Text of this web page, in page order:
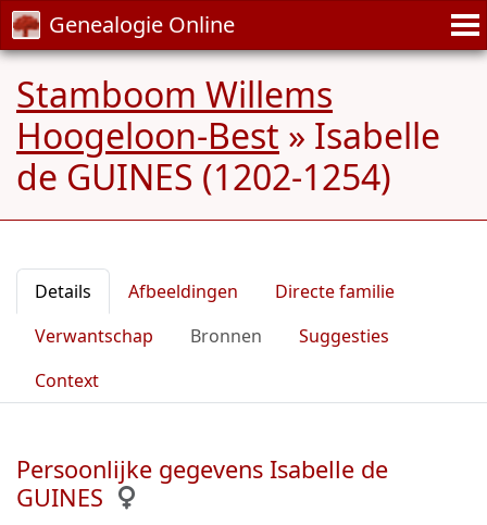
Genealogie Online
Stamboom Willems
Hoogeloon-Best » Isabelle
de GUINES (1202-1254)
Details Afbeeldingen
Directe familie
Verwantschap
Bronnen
Suggesties
Context
Persoonlijke gegevens Isabelle de
GUINES